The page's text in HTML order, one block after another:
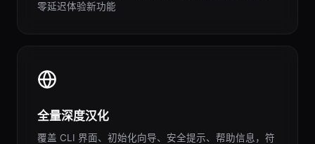
零延迟体验新功能
全量深度汉化
覆盖 CLI 界面、初始化向导、安全提示、帮助信息，符